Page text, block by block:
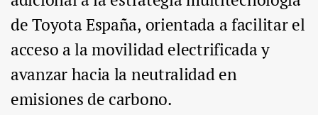
de Toyota España, orientada a facilitar el
acceso a la movilidad electrificada y
avanzar hacia la neutralidad en
emisiones de carbono.